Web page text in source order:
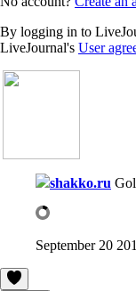
By logging in to
LiveJournal's User
shakko.ru
September 20